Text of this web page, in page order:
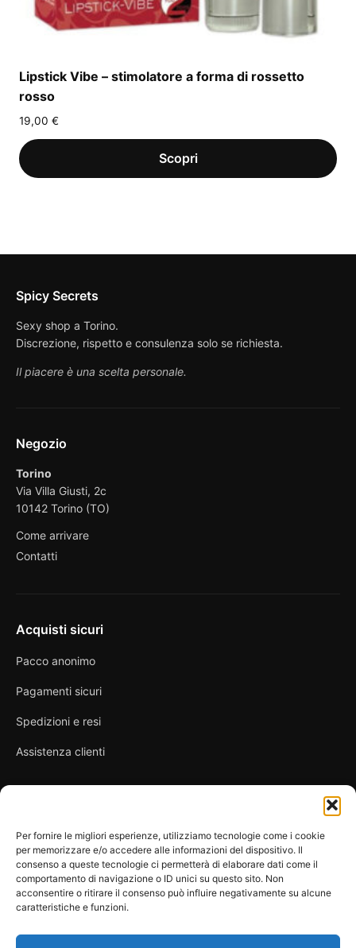
Per fornire le migliori esperienze, utilizziamo tecnologie come i cookie
per memorizzare e/o accedere alle informazioni del dispositivo. Il
consenso a queste tecnologie ci permetterà di elaborare dati come il
comportamento di navigazione o ID unici su questo sito. Non
acconsentire o ritirare il consenso può influire negativamente su alcune
caratteristiche e funzioni.
Lipstick Vibe – stimolatore a forma di rossetto
rosso
19,00 €
Spicy Secrets
Sexy shop a Torino.
Discrezione, rispetto e consulenza solo se richiesta.
Il piacere è una scelta personale.
Negozio
Torino
Via Villa Giusti, 2c
10142 Torino (TO)
Come arrivare
Contatti
Acquisti sicuri
Pacco anonimo
Pagamenti sicuri
Spedizioni e resi
Assistenza clienti
Privacy Policy
Condizioni di vendita